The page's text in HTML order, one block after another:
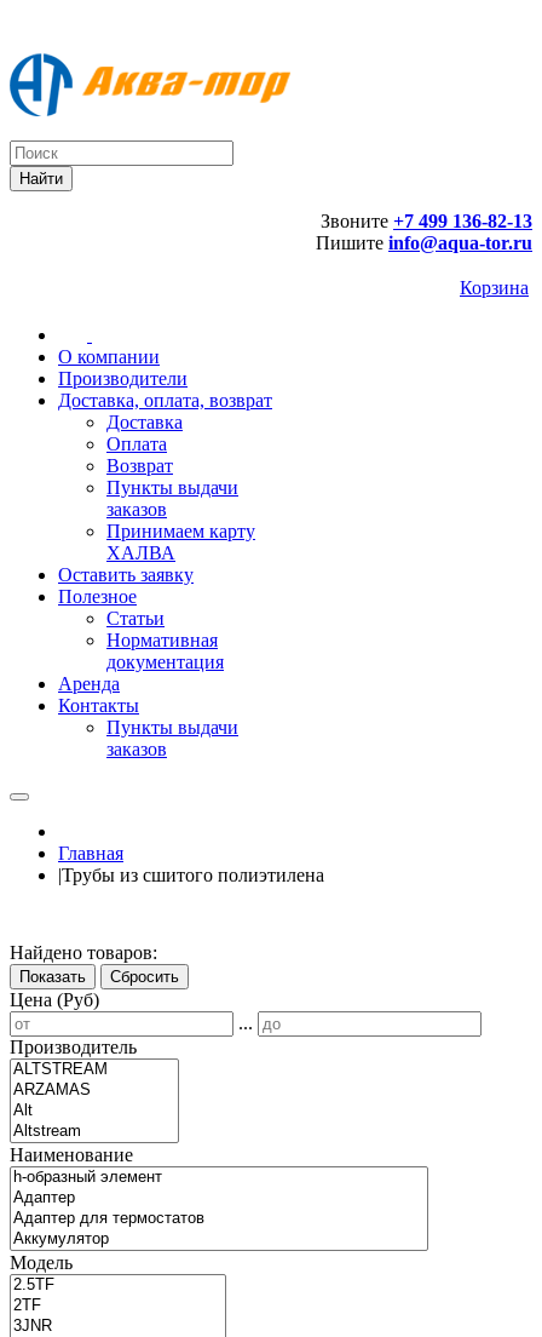
Звоните +7 499 136-82-13
Пишите info@aqua-tor.ru
Корзина
О компании
Производители
Доставка, оплата, возврат
Доставка
Оплата
Возврат
Пункты выдачи
заказов
Принимаем карту
ХАЛВА
Оставить заявку
Полезное
Статьи
Нормативная
документация
Аренда
Контакты
Пункты выдачи
заказов
Главная
|Трубы из сшитого полиэтилена
Найдено товаров:
Показать Сбросить
Цена (Руб)
...
Производитель
Наименование
Модель